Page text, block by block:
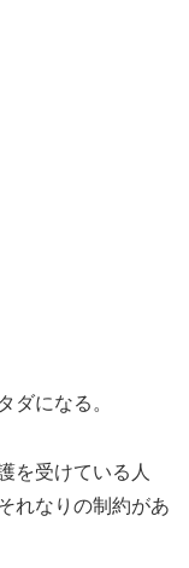
ダになる。
を受けている人
れなりの制約があ